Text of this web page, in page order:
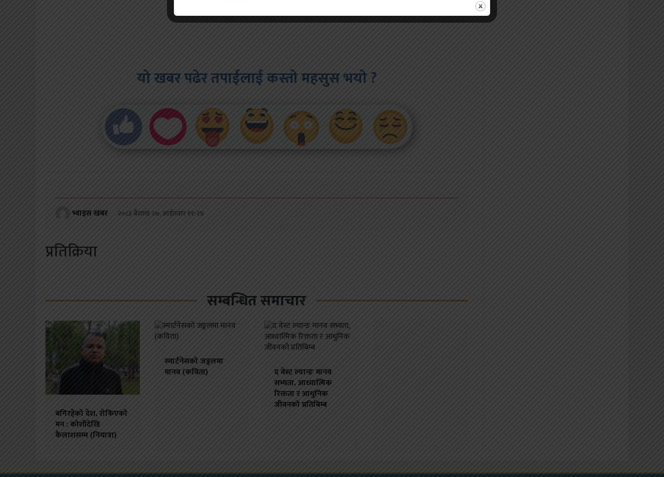
यो खबर पढेर तपाईलाई कस्तो महसुस भयो ?
भ्वाइस खबर २०८३ बैशाख २७, आईतवार ११:२४
प्रतिक्रिया
सम्बन्धित समाचार
बगिरहेको देश, रोकिएको
मन : कोशीदेखि
कैलाशसम्म (नियात्रा)
स्मार्टनेसको जङ्गलमा
मानव (कविता)
द वेस्ट ल्यान्डः मानव
सभ्यता, आध्यात्मिक
रिक्तता र आधुनिक
जीवनको प्रतिबिम्ब